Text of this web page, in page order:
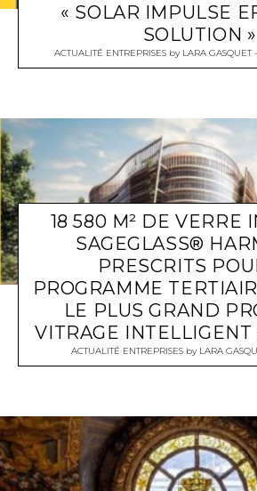
« SOLAR IMPULSE
SOLUTION »
ACTUALITÉ ENTREPRISES by LARA GASQUET
18 580 M² DE VERRE
SAGEGLASS®
PRESCRITS
PROGRAMME
LE PLUS GRAND
VITRAGE
ACTUALITÉ ENTREPRISESby LARA